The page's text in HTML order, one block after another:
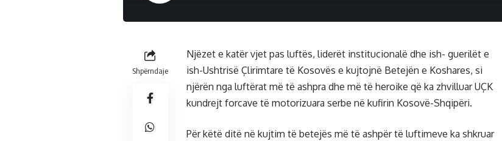
Shpërndaje
Njëzet e katër vjet pas luftës, liderët institucionalë dhe ish- guerilët e
ish-Ushtrisë Çlirimtare të Kosovës e kujtojnë Betejën e Koshares, si
njërën nga luftërat më të ashpra dhe më të heroike që ka zhvilluar UÇK
kundrejt forcave të motorizuara serbe në kufirin Kosovë-Shqipëri.
Për këtë ditë në kujtim të betejës më të ashpër të luftimeve ka shkruar